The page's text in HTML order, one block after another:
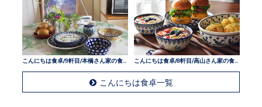
こんにちは食卓/9軒目/本橋さん家の食卓
こんにちは食卓一覧